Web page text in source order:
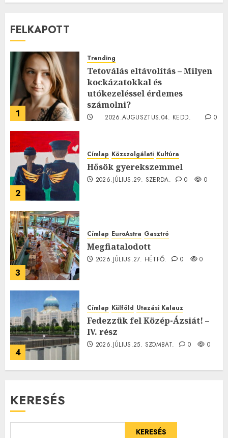
FELKAPOTT
1
Trending
Tetoválás eltávolítás – Milyen
kockázatokkal és
utókezeléssel érdemes
számolni?
2026.AUGUSZTUS.04. KEDD.
0
2
Címlap Közszolgálati Kultúra
Hősök gyerekszemmel
2026.JÚLIUS.29. SZERDA. 0 0
3
Címlap EuroAstra Gasztró
Megfiatalodott
2026.JÚLIUS.27. HÉTFŐ. 0 0
4
Címlap Külföld Utazási Kalauz
Fedezzük fel Közép-Ázsiát! –
IV. rész
2026.JÚLIUS.25. SZOMBAT. 0 0
KERESÉS
KERESÉS